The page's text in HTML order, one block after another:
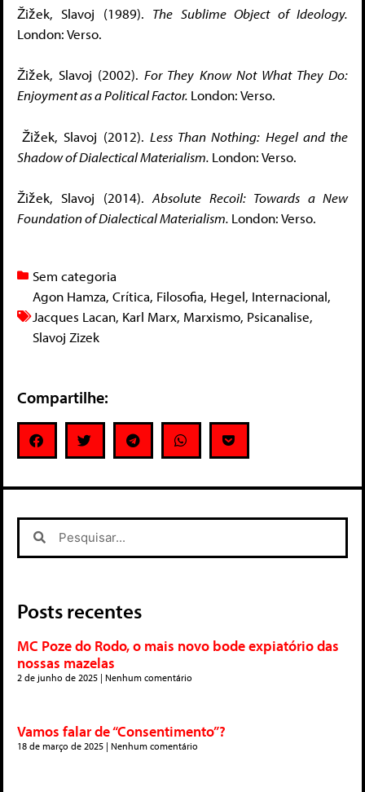
Žižek, Slavoj (1989). The Sublime Object of Ideology.
London: Verso.
Žižek, Slavoj (2002).For They Know Not What They Do:
Enjoyment as a Political Factor. London: Verso.
Žižek, Slavoj (2012). Less Than Nothing: Hegel and the
Shadow of Dialectical Materialism. London: Verso.
Žižek, Slavoj (2014).Absolute Recoil: Towards a New
Foundation of Dialectical Materialism. London: Verso.
Sem categoria
Agon Hamza, Crítica, Filosofia, Hegel, Internacional,
Jacques Lacan, Karl Marx, Marxismo, Psicanalise,
Slavoj Zizek
Compartilhe:
Posts recentes
MC Poze do Rodo, o mais novo bode expiatório das
nossas mazelas
2 de junho de 2025 Nenhum comentário
Vamos falar de “Consentimento”?
18 de março de 2025 Nenhum comentário